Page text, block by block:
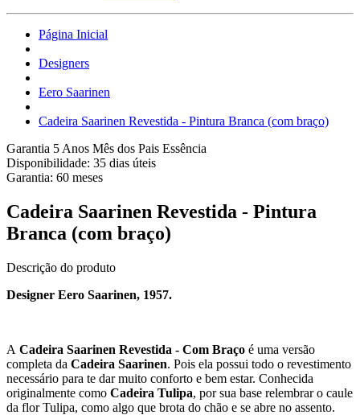
Página Inicial
Designers
Eero Saarinen
Cadeira Saarinen Revestida - Pintura Branca (com braço)
Garantia 5 Anos Mês dos Pais Essência
Disponibilidade: 35 dias úteis
Garantia: 60 meses
Cadeira Saarinen Revestida - Pintura
Branca (com braço)
Descrição do produto
Designer Eero Saarinen, 1957.
A Cadeira Saarinen Revestida - Com Braço é uma versão
completa da Cadeira Saarinen. Pois ela possui todo o revestimento
necessário para te dar muito conforto e bem estar. Conhecida
originalmente como Cadeira Tulipa, por sua base relembrar o caule
da flor Tulipa, como algo que brota do chão e se abre no assento.